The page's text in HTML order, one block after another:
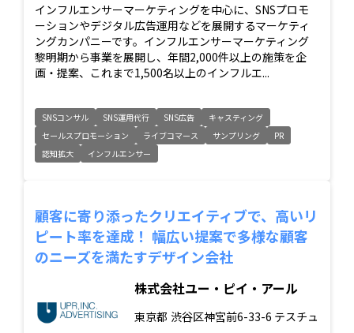
インフルエンサーマーケティングを中心に、SNSプロモ
ーションやデジタル広告運用などを展開するマーケティ
ングカンパニーです。インフルエンサーマーケティング
黎明期から事業を展開し、年間2,000件以上の施策を企
画・提案、これまで1,500名以上のインフルエ...
SNSコンサル SNS運用代行 SNS広告
キャスティング
セールスプロモーション
ライブコマース サンプリング
PR
認知拡大
インフルエンサー
顧客に寄り添ったクリエイティブで、高いリ
ピート率を達成！ 幅広い提案で多様な顧客
のニーズを満たすデザイン会社
株式会社ユー・ピイ・アール
東京都 渋谷区神宮前6-33-6 テスチュ